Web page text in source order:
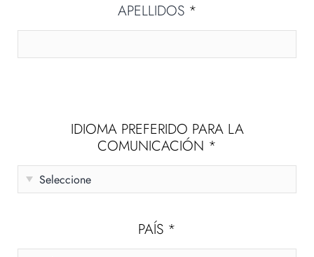
APELLIDOS *
IDIOMA PREFERIDO PARA LA
COMUNICACIÓN *
PAÍS *